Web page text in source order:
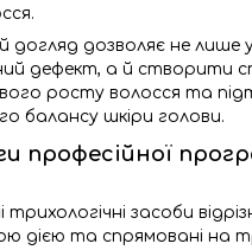
догляд дозволяє не лише
дефект, а й створити
росту волосся та
балансу шкіри голови.
професійної
трихологічні засоби
дією та спрямовані на